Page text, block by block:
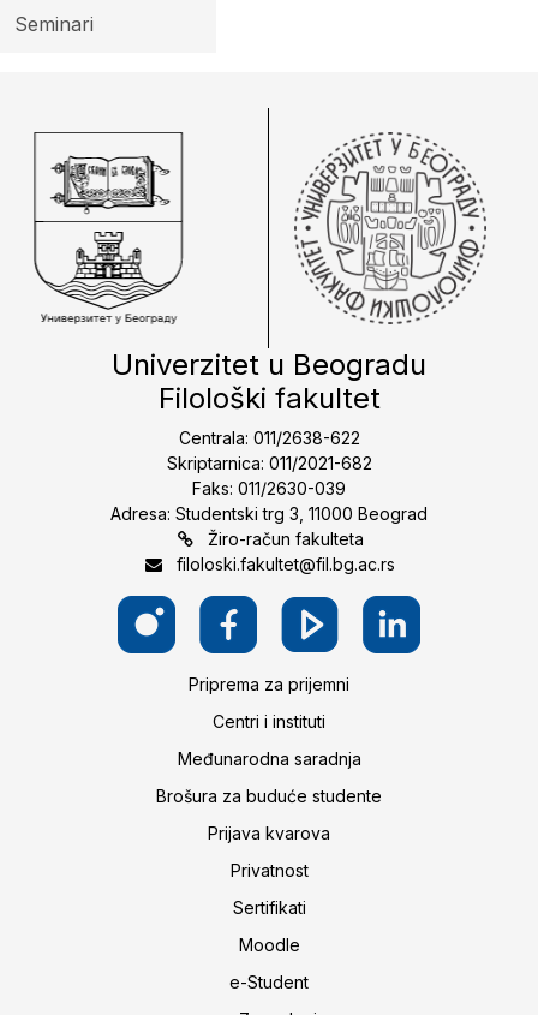
Seminari
Univerzitet u Beogradu
Filološki fakultet
Centrala: 011/2638-622
Skriptarnica: 011/2021-682
Faks: 011/2630-039
Adresa: Studentski trg 3, 11000 Beograd
Žiro-račun fakulteta
filoloski.fakultet@fil.bg.ac.rs
Priprema za prijemni
Centri i instituti
Međunarodna saradnja
Brošura za buduće studente
Prijava kvarova
Privatnost
Sertifikati
Moodle
e-Student